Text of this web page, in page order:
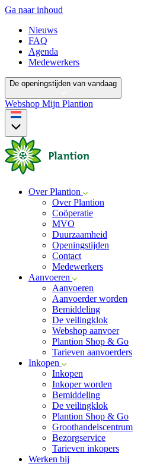
Ga naar inhoud
Nieuws
FAQ
Agenda
Medewerkers
De openingstijden van vandaag
Webshop Mijn Plantion
Over Plantion
Over Plantion
Coöperatie
MVO
Duurzaamheid
Openingstijden
Contact
Medewerkers
Aanvoeren
Aanvoeren
Aanvoerder worden
Bemiddeling
De veilingklok
Webshop aanvoer
Plantion Shop & Go
Tarieven aanvoerders
Inkopen
Inkopen
Inkoper worden
Bemiddeling
De veilingklok
Plantion Shop & Go
Groothandelscentrum
Bezorgservice
Tarieven inkopers
Werken bij